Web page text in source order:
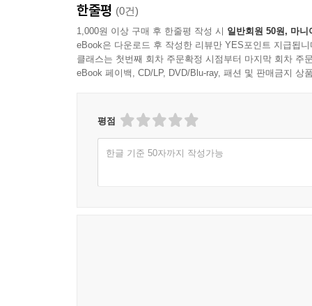
한줄평 (0건)
1,000원 이상 구매 후 한줄평 작성 시 일반회원 50원, 마니
eBook은 다운로드 후 작성한 리뷰만 YES포인트 지급됩니
클래스는 첫번째 회차 주문확정 시점부터 마지막 회차 주
eBook 페이백, CD/LP, DVD/Blu-ray, 패션 및 판매금지 상
평점
한글 기준 50자까지 작성가능